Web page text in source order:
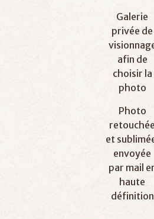
Galerie
privée de
afin de
choisir la
photo
Photo
retouchée
et
envoyée
par mail
haute
définition